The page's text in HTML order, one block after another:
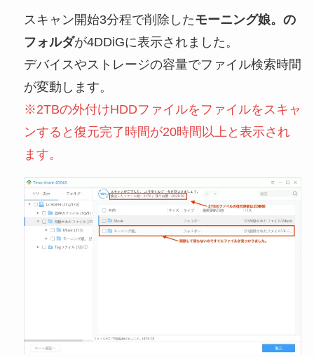
スキャン開始3分程で削除したモーニング娘。の
フォルダが4DDiGに表示されました。
デバイスやストレージの容量でファイル検索時間
が変動します。
※2TBの外付けHDDファイルをファイルをスキャ
ンすると復元完了時間が20時間以上と表示され
ます。